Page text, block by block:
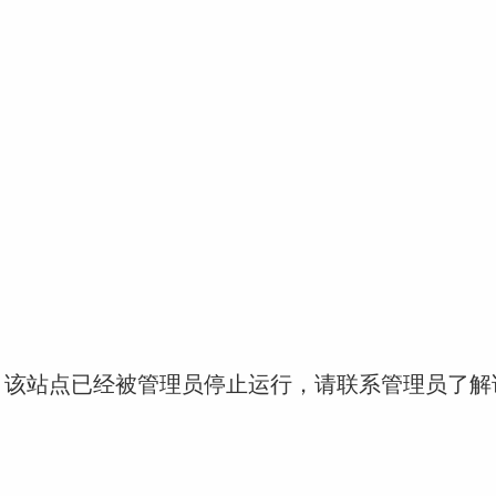
站点已经被管理员停止运行，请联系管理员了